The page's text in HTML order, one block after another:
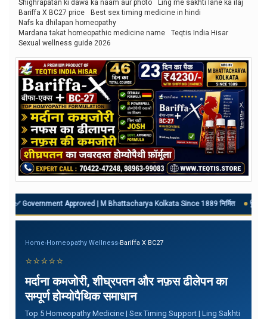
Shighrapatan ki dawa ka naam aur photo
Ling me sakhti lane ka ilaj
Bariffa X BC27 price
Best sex timing medicine in hindi
Nafs ka dhilapan homeopathy
Mardana takat homeopathic medicine name
Teqtis India Hisar
Sexual wellness guide 2026
Approved | M Bhattacharya Kolkata Since 1889 निर्मित 🩺
Home›Homeopathy Wellness›Bariffa X BC27
⭐⭐⭐⭐⭐
मर्दाना कमजोरी, शीघ्रपतन और नफ़स ढीलेपन का
सम्पूर्ण होम्योपैथिक समाधान
Top 5 Homeopathy Medicine | Sex Timing Support | Ling Sakhti